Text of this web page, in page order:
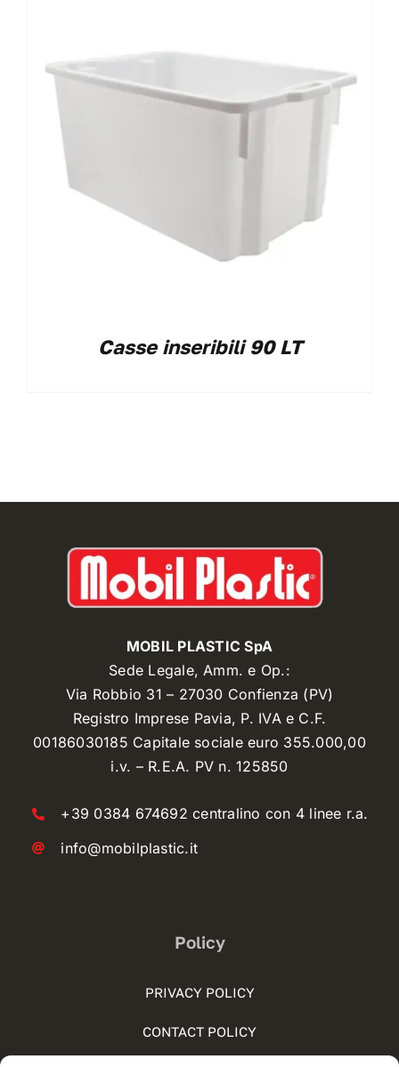
Casse inseribili 90 LT
MOBIL PLASTIC SpA
Sede Legale, Amm. e Op.:
Via Robbio 31 – 27030 Confienza (PV)
Registro Imprese Pavia, P. IVA e C.F.
00186030185 Capitale sociale euro 355.000,00
i.v. – R.E.A. PV n. 125850
+39 0384 674692 centralino con 4 linee r.a.
info@mobilplastic.it
Policy
PRIVACY POLICY
CONTACT POLICY